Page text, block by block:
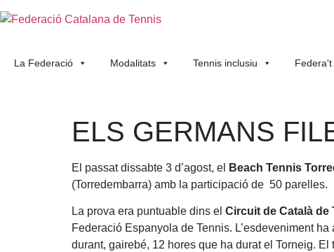
La Federació Modalitats Tennis inclusiu Federa't
ELS GERMANS
El passat dissabte 3 d’agost, el Beach Tennis
(Torredembarra) amb la participació de 50 parelles.
La prova era puntuable dins el Circuit de Català de
Federació Espanyola de Tennis. L’esdeveniment
durant, gairebé, 12 hores que ha durat el Torneig.